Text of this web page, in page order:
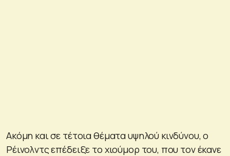
Ακόμη και σε τέτοια θέματα υψηλού κινδύνου, ο
Ρέινολντς επέδειξε το χιούμορ του, που τον έκανε